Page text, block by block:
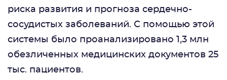
риска развития и прогноза сердечно-
сосудистых заболеваний. С помощью этой
системы было проанализировано 1,3 млн
обезличенных медицинских документов 25
тыс. пациентов.